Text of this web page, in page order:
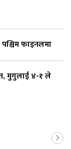
फाइनलमा
मुगुलाई ४-१ ले